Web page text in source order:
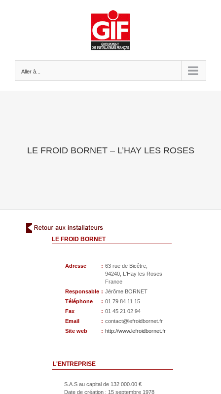
Aller à...
LE FROID BORNET – L’HAY LES ROSES
LE FROID BORNET
Adresse : 63 rue de Bicêtre,
94240, L'Hay les Roses
France
Responsable : Jérôme BORNET
Téléphone
: 01 79 84 11 15
Fax
: 01 45 21 02 94
Email
: contact@lefroidbornet.fr
Site web
: http://www.lefroidbornet.fr
L'ENTREPRISE
S.A.S au capital de 132 000.00 €
Date de création : 15 septembre 1978